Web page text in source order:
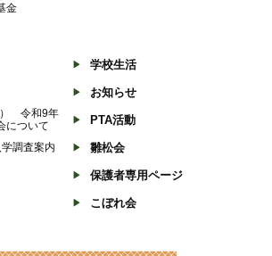
金
） 令和9年
について
調査案内
学校生活
お知らせ
PTA活動
雛松会
保護者専用ページ
こぼれ会